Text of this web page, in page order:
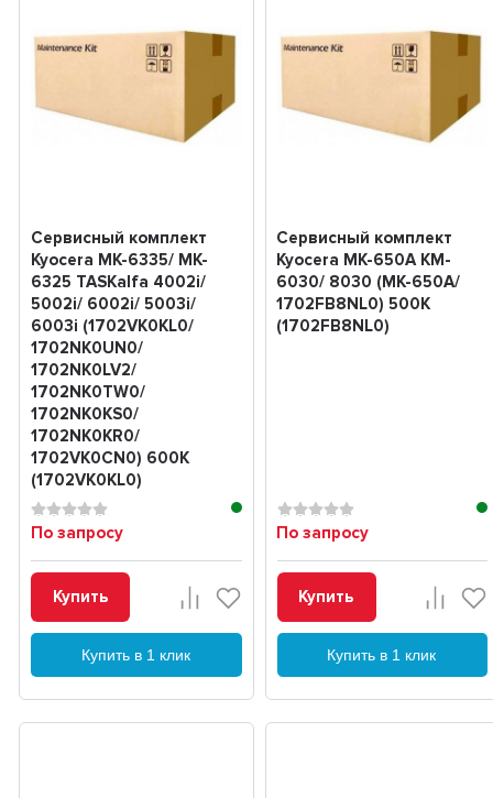
Сервисный комплект
Kyocera MK-6335/ MK-
6325 TASKalfa 4002i/
5002i/ 6002i/ 5003i/
6003i (1702VK0KL0/
1702NK0UN0/
1702NK0LV2/
1702NK0TW0/
1702NK0KS0/
1702NK0KR0/
1702VK0CN0) 600K
(1702VK0KL0)
По запросу
Купить
Купить в 1 клик
Сервисный комплект
Kyocera MK-650A KM-
6030/ 8030 (MK-650A/
1702FB8NL0) 500K
(1702FB8NL0)
По запросу
Купить
Купить в 1 клик